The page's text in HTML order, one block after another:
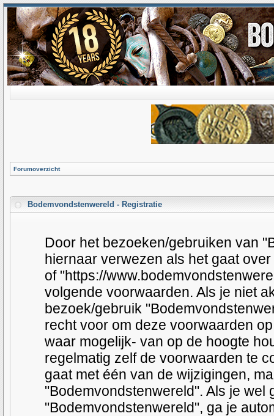
Forumoverzicht
Bodemvondstenwereld - Registratie
Door het bezoeken/gebruiken van
hiernaar verwezen als het gaat
of "https://
volgende voorwaarden. Als je niet
bezoek/gebruik
recht voor om deze voorwaarden
waar mogelijk- van op de hoogte
regelmatig zelf de voorwaarden te
gaat met één van de wijzigingen,
"Bodemvondstenwereld". Als je wel
"Bodemvondstenwereld", ga je